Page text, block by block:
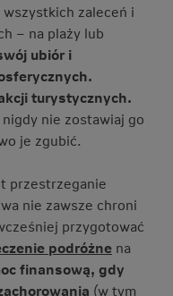
zaleceń i
– na plaży lub
ubiór i
turystycznych.
nie zostawiaj go
je zgubić.
przestrzeganie
nie zawsze chroni
przygotować
podróżne na
finansową, gdy
(w tym